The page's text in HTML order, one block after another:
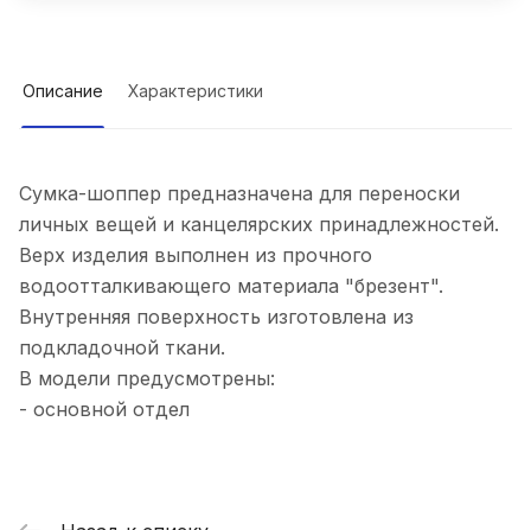
Описание Характеристики
Сумка-шоппер предназначена для переноски
личных вещей и канцелярских принадлежностей.
Верх изделия выполнен из прочного
водоотталкивающего материала "брезент".
Внутренняя поверхность изготовлена из
подкладочной ткани.
В модели предусмотрены:
- основной отдел